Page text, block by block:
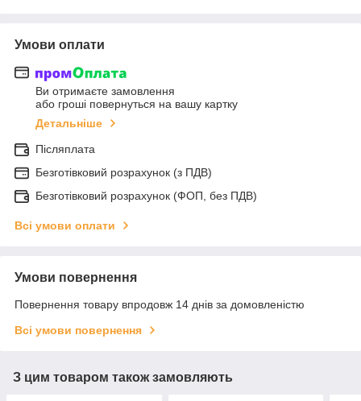
Умови оплати
Ви отримаєте замовлення
або гроші повернуться на вашу картку
Детальніше
Післяплата
Безготівковий розрахунок (з ПДВ)
Безготівковий розрахунок (ФОП, без ПДВ)
Всі умови оплати
Умови повернення
Повернення товару впродовж 14 днів за домовленістю
Всі умови повернення
З цим товаром також замовляють